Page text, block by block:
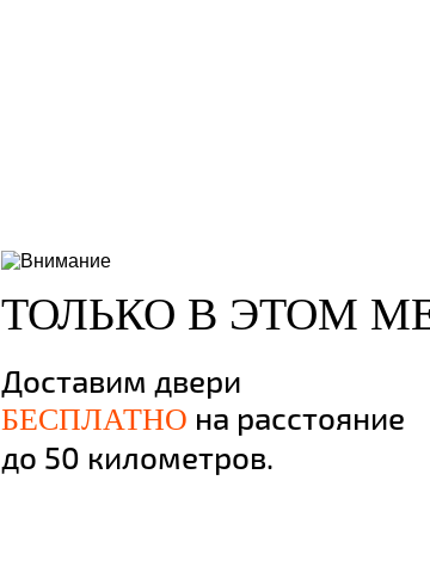
ТОЛЬКО В ЭТОМ
Доставим двери
БЕСПЛАТНО на расстояние
до 50 километров.